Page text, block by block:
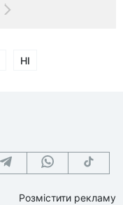
НІ
Розмістити рекламу